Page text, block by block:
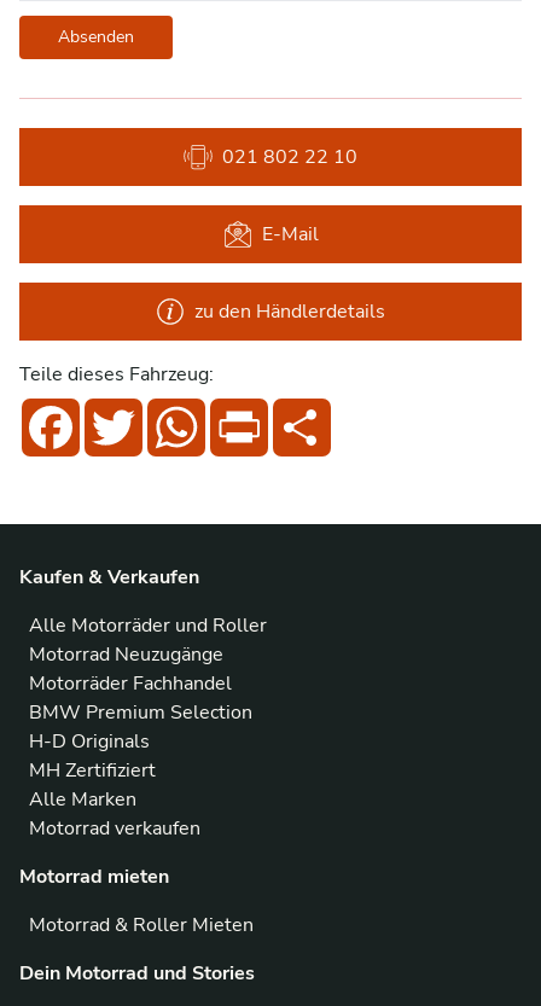
Absenden
021 802 22 10
E-Mail
zu den Händlerdetails
Teile dieses Fahrzeug:
FacebookTwitterWhatsApp
Print
Kaufen & Verkaufen
Alle Motorräder und Roller
Motorrad Neuzugänge
Motorräder Fachhandel
BMW Premium Selection
H-D Originals
MH Zertifiziert
Alle Marken
Motorrad verkaufen
Motorrad mieten
Motorrad & Roller Mieten
Dein Motorrad und Stories